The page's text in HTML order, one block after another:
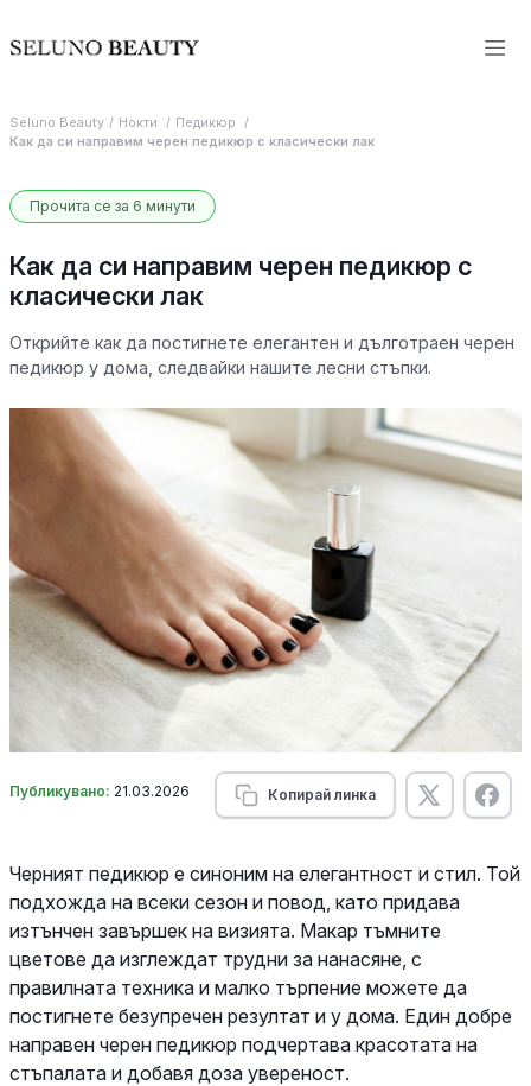
Seluno Beauty Нокти
Педикюр
Как да си направим черен педикюр с класически лак
Прочита се за 6 минути
Как да си направим черен педикюр с
класически лак
Открийте как да постигнете елегантен и дълготраен черен
педикюр у дома, следвайки нашите лесни стъпки.
Публикувано: 21.03.2026 Копирай линка
Черният педикюр е синоним на елегантност и стил. Той
подхожда на всеки сезон и повод, като придава
изтънчен завършек на визията. Макар тъмните
цветове да изглеждат трудни за нанасяне, с
правилната техника и малко търпение можете да
постигнете безупречен резултат и у дома. Един добре
направен черен педикюр подчертава красотата на
стъпалата и добавя доза увереност.